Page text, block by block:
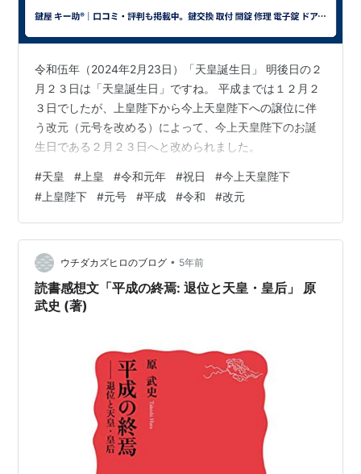
令和伍年（2024年2月23日）「天皇誕生日」 明後日の２
月２３日は「天皇誕生日」ですね。 平成までは１２月２
３日でしたが、上皇陛下から今上天皇陛下への譲位に伴
う改元（元号を改める）によって、今上天皇陛下のお誕
生日である２月２３日へと改められました。
#天皇 # 上皇 #令和元年 #祝日 #今上天皇陛下
# 上皇陛下 #元号 #平成 #令和 #改元
ウチダカズヒロのブログ • 5年前
読書感想文「平成の終焉: 退位と天皇・皇后」 原
武史 (著)